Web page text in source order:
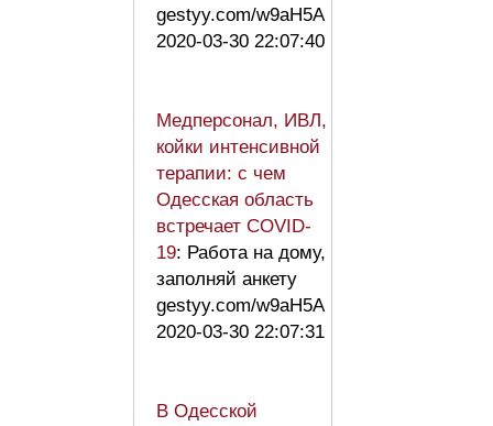
gestyy.com/w9aH5A
2020-03-30 22:07:40
Медперсонал, ИВЛ,
койки интенсивной
терапии: с чем
Одесская область
встречает COVID-
19: Работа на дому,
заполняй анкету
gestyy.com/w9aH5A
2020-03-30 22:07:31
В Одесской